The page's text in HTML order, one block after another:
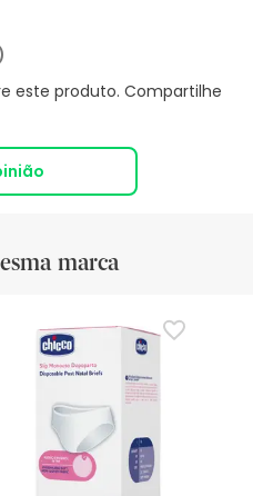
este produto. Compartilhe
marca